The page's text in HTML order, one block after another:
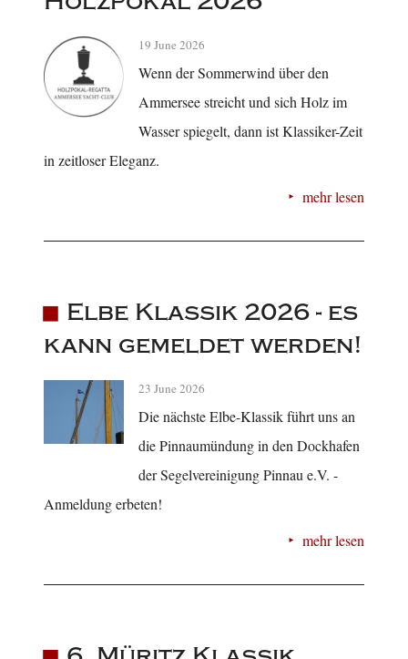
19 June 2026
Wenn der Sommerwind über den
Ammersee streicht und sich Holz im
Wasser spiegelt, dann ist Klassiker-Zeit
in zeitloser Eleganz.
mehr lesen
Elbe Klassik 2026 - es
kann gemeldet werden!
23 June 2026
Die nächste Elbe-Klassik führt uns an
die Pinnaumündung in den Dockhafen
der Segelvereinigung Pinnau e.V. -
Anmeldung erbeten!
mehr lesen